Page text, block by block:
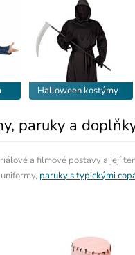
Halloween kostýmy
paruky a
a filmové postavy a její
paruky s typickými